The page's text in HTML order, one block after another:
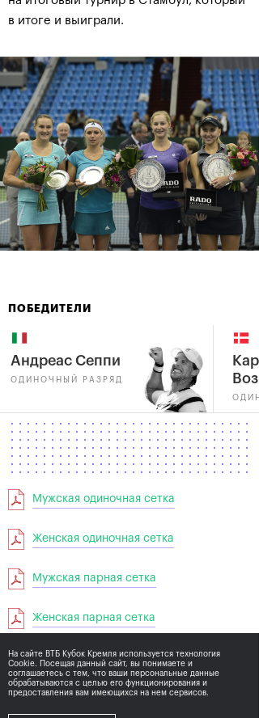
в итоге и выиграли.
ПОБЕДИТЕЛИ
Андреас Сеппи
ОДИНОЧНЫЙ РАЗРЯД
Мужская одиночная сетка
Женская одиночная сетка
Мужская парная сетка
Женская парная сетка
2013 2011
На сайте ВТБ Кубок Кремля используется технология
Cookie. Посещая данный сайт, вы понимаете и
соглашаетесь с тем, что ваши персональные данные
обрабатываются с целью его функционирования и
предоставления вам имеющихся на нем сервисов.